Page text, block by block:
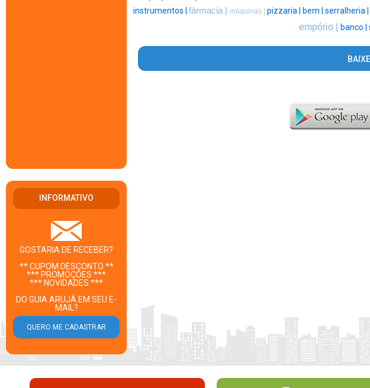
INFORMATIVO
GOSTARIA DE RECEBER?
** CUPOM DESCONTO **
*** PROMOÇÕES ***
*** NOVIDADES ***
DO GUIA ARUJÁ EM SEU E-
MAIL?
instrumentos | fármacia | máquinas | pizzaria | bem | serralheria |
empório | banco |